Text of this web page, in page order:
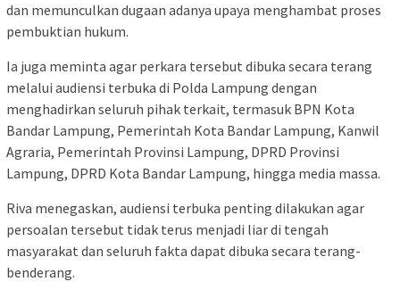
dan memunculkan dugaan adanya upaya menghambat proses
pembuktian hukum.
Ia juga meminta agar perkara tersebut dibuka secara terang
melalui audiensi terbuka di Polda Lampung dengan
menghadirkan seluruh pihak terkait, termasuk BPN Kota
Bandar Lampung, Pemerintah Kota Bandar Lampung, Kanwil
Agraria, Pemerintah Provinsi Lampung, DPRD Provinsi
Lampung, DPRD Kota Bandar Lampung, hingga media massa.
Riva menegaskan, audiensi terbuka penting dilakukan agar
persoalan tersebut tidak terus menjadi liar di tengah
masyarakat dan seluruh fakta dapat dibuka secara terang-
benderang.